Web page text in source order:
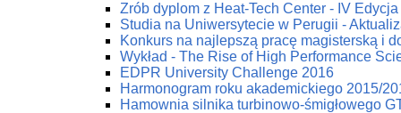
Zrób dyplom z Heat-Tech Center - IV
Studia na Uniwersytecie w Perugii -
Konkurs na najlepszą pracę magisterską i
Wykład - The Rise of High Performance
EDPR University Challenge 2016
Harmonogram roku akademickiego 2015/
Hamownia silnika turbinowo-śmigłowego